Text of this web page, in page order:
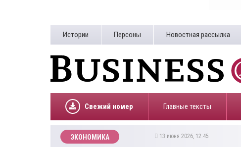
Истории Персоны Новостная рассылка
Свежий номер Главные тексты
ЭКОНОМИКА 13 июня 2026, 12:45